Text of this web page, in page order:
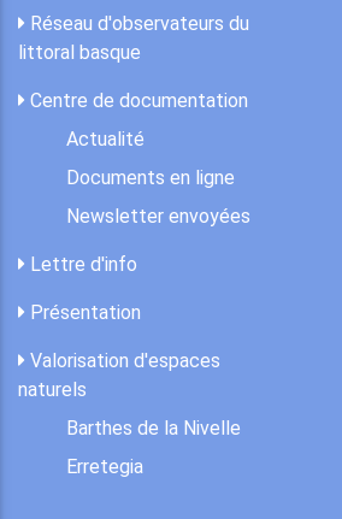
Réseau d'observateurs du
littoral basque
Centre de documentation
Actualité
Documents en ligne
Newsletter envoyées
Lettre d'info
Présentation
Valorisation d'espaces
naturels
Barthes de la Nivelle
Erretegia